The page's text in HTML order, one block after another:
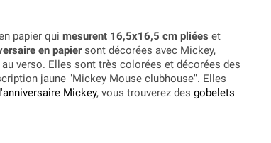
papier qui mesurent 16,5x16,5 cm pliées et
en papiersont décorées avec Mickey,
verso. Elles sont très colorées et décorées des
jaune "Mickey Mouse clubhouse". Elles
Mickey, vous trouverez des gobelets